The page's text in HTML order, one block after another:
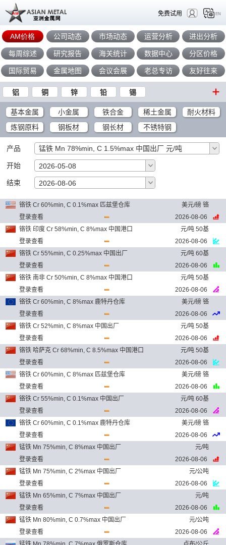
免费试用 EN
AM价格 公司动态 市场动态 运营分析 进出分析
每周综述 研究报告 海关统计 数据中心 分区价格
国际贸易 金属地图 会议会展 老总专访 友好往来
铝 铜 锌 铅 锡
基本金属 小金属 铁合金 稀土金属
耐火材料
炼钢原料
钢板材 钢长材 不锈特钢
产品 锰铁 Mn 78%min, C 1.5%max 中国出厂 元/吨
开始 2026-05-08
结束 2026-08-06
铬铁 Cr 60%min, C 0.1%max 匹兹堡仓库
美元/磅 铬
登录查看
2026-08-06
铬铁 印度 Cr 58%min, C 8%max 中国港口
元/吨 50基
登录查看
2026-08-06
铬铁 Cr 55%min, C 0.25%max 中国出厂
元/吨 60基
登录查看
2026-08-06
铬铁 南非 Cr 50%min, C 8%max 中国港口
元/吨 50基
登录查看
2026-08-06
铬铁 Cr 60%min, C 8%max 鹿特丹仓库
美元/磅 铬
登录查看
2026-08-06
铬铁 Cr 52%min, C 8%max 中国出厂
元/吨 50基
登录查看
2026-08-06
铬铁 哈萨克 Cr 68%min, C 8.5%max 中国港口
元/吨 50基
登录查看
2026-08-06
铬铁 Cr 60%min, C 8%max 匹兹堡仓库
美元/磅 铬
登录查看
2026-08-06
铬铁 Cr 55%min, C 0.1%max 中国出厂
元/吨 60基
登录查看
2026-08-06
铬铁 Cr 60%min, C 0.1%max 鹿特丹仓库
美元/磅 铬
登录查看
2026-08-06
锰铁 Mn 75%min, C 8%max 中国出厂
元/吨
登录查看
2026-08-06
锰铁 Mn 75%min, C 2%max 中国出厂
元/公吨
登录查看
2026-08-06
锰铁 Mn 65%min, C 7%max 中国出厂
元/吨
登录查看
2026-08-06
锰铁 Mn 80%min, C 0.7%max 中国出厂
元/公吨
登录查看
2026-08-06